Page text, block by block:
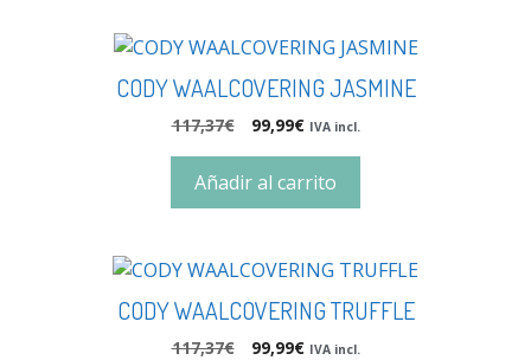
CODY WAALCOVERING JASMINE
117,37€ 99,99€ IVA incl.
Añadir al carrito
CODY WAALCOVERING TRUFFLE
117,37€ 99,99€ IVA incl.